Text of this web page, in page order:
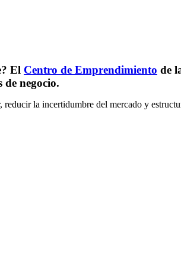
El Centro de Emprendimiento de
negocio.
la incertidumbre del mercado y